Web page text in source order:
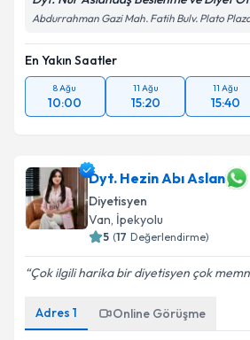
Dyt. Nur Aslandaş Beslenme ve Diyet
En Yakın Saatler
8 Ağu
10:00
11 Ağu
15:20
11 Ağu
15:40
Dyt. Hezin Abı Aslan
Diyetisyen
Van,İpekyolu
( Değerlendirme)
Çok ilgili harika bir diyetisyen çok
Adres 1 Online Görüşme